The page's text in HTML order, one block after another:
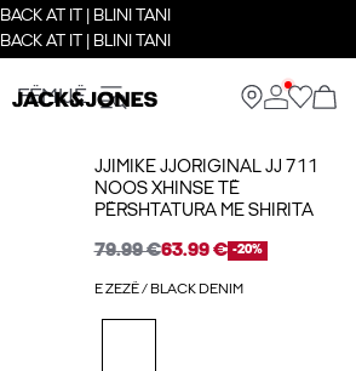
BACK AT IT | BLINI TANI
BACK AT IT | BLINI TANI
FËMIJË
JJIMIKE JJORIGINAL JJ 711
NOOS XHINSE TË
PËRSHTATURA ME SHIRITA
79.99 €63.99 € -20%
E ZEZË / BLACK DENIM